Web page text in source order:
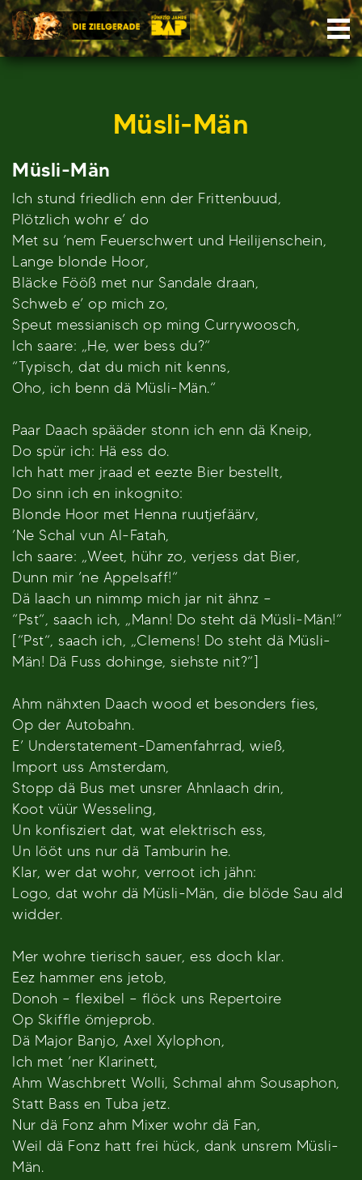
Skip
to
content
Müsli-Män
Müsli-Män
Ich stund friedlich enn der Frittenbuud,
Plötzlich wohr e’ do
Met su ’nem Feuerschwert und Heilijenschein,
Lange blonde Hoor,
Bläcke Fööß met nur Sandale draan,
Schweb e’ op mich zo,
Speut messianisch op ming Currywoosch,
Ich saare: „He, wer bess du?“
“Typisch, dat du mich nit kenns,
Oho, ich benn dä Müsli-Män.“
Paar Daach spääder stonn ich enn dä Kneip,
Do spür ich: Hä ess do.
Ich hatt mer jraad et eezte Bier bestellt,
Do sinn ich en inkognito:
Blonde Hoor met Henna ruutjefäärv,
’Ne Schal vun Al-Fatah,
Ich saare: „Weet, hühr zo, verjess dat Bier,
Dunn mir ’ne Appelsaff!“
Dä laach un nimmp mich jar nit ähnz –
“Pst“, saach ich, „Mann! Do steht dä Müsli-Män!“
[“Pst“, saach ich, „Clemens! Do steht dä Müsli-
Män! Dä Fuss dohinge, siehste nit?“]
Ahm nähxten Daach wood et besonders fies,
Op der Autobahn.
E’ Understatement-Damenfahrrad, wieß,
Import uss Amsterdam,
Stopp dä Bus met unsrer Ahnlaach drin,
Koot vüür Wesseling,
Un konfisziert dat, wat elektrisch ess,
Un lööt uns nur dä Tamburin he.
Klar, wer dat wohr, verroot ich jähn:
Logo, dat wohr dä Müsli-Män, die blöde Sau ald
widder.
Mer wohre tierisch sauer, ess doch klar.
Eez hammer ens jetob,
Donoh – flexibel – flöck uns Repertoire
Op Skiffle ömjeprob.
Dä Major Banjo, Axel Xylophon,
Ich met ’ner Klarinett,
Ahm Waschbrett Wolli, Schmal ahm Sousaphon,
Statt Bass en Tuba jetz.
Nur dä Fonz ahm Mixer wohr dä Fan,
Weil dä Fonz hatt frei hück, dank unsrem Müsli-
Män.